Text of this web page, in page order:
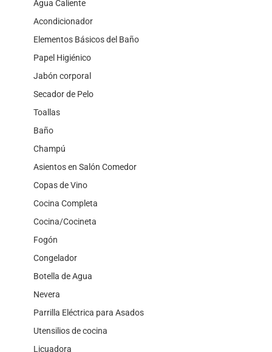
Agua Caliente
Acondicionador
Elementos Básicos del Baño
Papel Higiénico
Jabón corporal
Secador de Pelo
Toallas
Baño
Champú
Asientos en Salón Comedor
Copas de Vino
Cocina Completa
Cocina/Cocineta
Fogón
Congelador
Botella de Agua
Nevera
Parrilla Eléctrica para Asados
Utensilios de cocina
Licuadora